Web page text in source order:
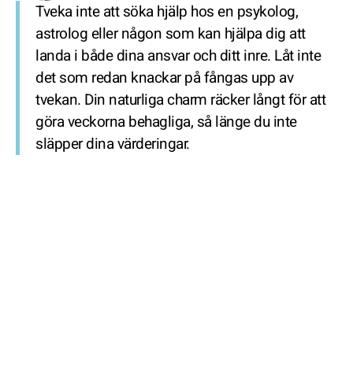
Tveka inte att söka hjälp hos en psykolog,
astrolog eller någon som kan hjälpa dig att
landa i både dina ansvar och ditt inre. Låt inte
det som redan knackar på fångas upp av
tvekan. Din naturliga charm räcker långt för att
göra veckorna behagliga, så länge du inte
släpper dina värderingar.